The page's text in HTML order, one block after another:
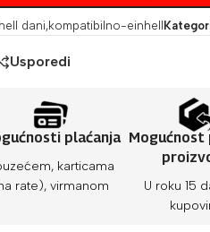
dani,kompatibilno-einhell
Usporedi
plaćanja
karticama
rate), virmanom
U roku 15